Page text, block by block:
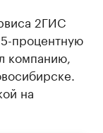
2ГИС
процентную
компанию,
на